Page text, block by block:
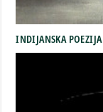
INDIJANSKA POEZIJA